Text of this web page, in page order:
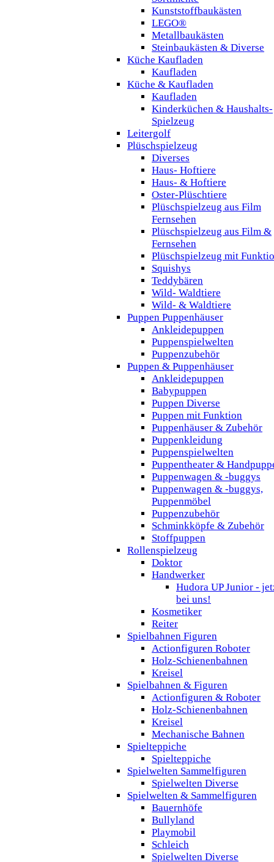
Kunststoffbaukästen
LEGO®
Metallbaukästen
Steinbaukästen & Diverse
Küche Kaufladen
Kaufladen
Küche & Kaufladen
Kaufladen
Kinderküchen & Haushalts-
Spielzeug
Leitergolf
Plüschspielzeug
Diverses
Haus- Hoftiere
Haus- & Hoftiere
Oster-Plüschtiere
Plüschspielzeug aus Film
Fernsehen
Plüschspielzeug aus Film &
Fernsehen
Plüschspielzeug mit
Squishys
Teddybären
Wild- Waldtiere
Wild- & Waldtiere
Puppen Puppenhäuser
Ankleidepuppen
Puppenspielwelten
Puppenzubehör
Puppen & Puppenhäuser
Ankleidepuppen
Babypuppen
Puppen Diverse
Puppen mit Funktion
Puppenhäuser & Zubehör
Puppenkleidung
Puppenspielwelten
Puppentheater &
Puppenwagen & -buggys
Puppenwagen & -buggys,
Puppenmöbel
Puppenzubehör
Schminkköpfe & Zubehör
Stoffpuppen
Rollenspielzeug
Doktor
Handwerker
Hudora UP Junior -
bei uns!
Kosmetiker
Reiter
Spielbahnen Figuren
Actionfiguren Roboter
Holz-Schienenbahnen
Kreisel
Spielbahnen & Figuren
Actionfiguren & Roboter
Holz-Schienenbahnen
Kreisel
Mechanische Bahnen
Spielteppiche
Spielteppiche
Spielwelten Sammelfiguren
Spielwelten Diverse
Spielwelten & Sammelfiguren
Bauernhöfe
Bullyland
Playmobil
Schleich
Spielwelten Diverse